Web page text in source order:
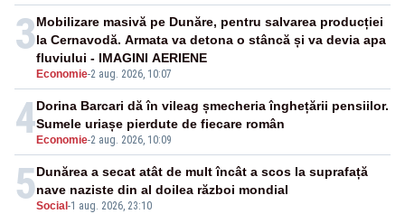
3
Economie-2 aug. 2026, 10:07
Mobilizare masivă pe Dunăre, pentru salvarea producției
la Cernavodă. Armata va detona o stâncă și va devia apa
fluviului - IMAGINI AERIENE
4 Economie-2 aug. 2026, 10:09
Dorina Barcari dă în vileag șmecheria înghețării pensiilor.
Sumele uriașe pierdute de fiecare român
5Social -1 aug. 2026, 23:10
Dunărea a secat atât de mult încât a scos la suprafață
nave naziste din al doilea război mondial